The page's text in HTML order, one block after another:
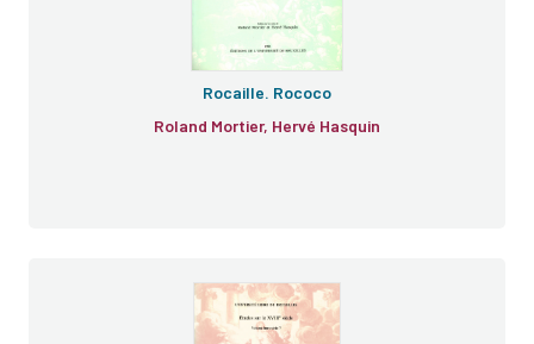
Rocaille. Rococo
Roland Mortier, Hervé Hasquin